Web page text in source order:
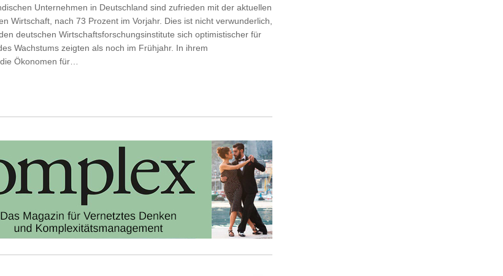
Unternehmen in Deutschland sind zufrieden mit der aktuellen
Wirtschaft, nach 73 Prozent im Vorjahr. Dies ist nicht verwunderlich,
deutschen Wirtschaftsforschungsinstitute sich optimistischer für
Wachstums zeigten als noch im Frühjahr. In ihrem
Ökonomen für…